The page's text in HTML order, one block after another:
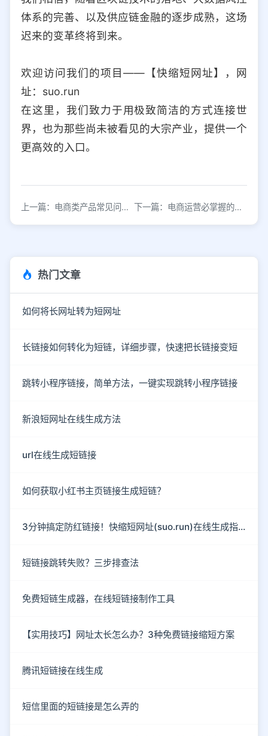
体系的完善、以及供应链金融的逐步成熟，这场
迟来的变革终将到来。
欢迎访问我们的项目——【快缩短网址】，网
址：suo.run
在这里，我们致力于用极致简洁的方式连接世
界，也为那些尚未被看见的大宗产业，提供一个
更高效的入口。
上一篇：电商类产品常见问题解答与解决方案 下一篇：电商运营必掌握的促销体系搭建技巧
热门文章
如何将长网址转为短网址
长链接如何转化为短链，详细步骤，快速把长链接变短
跳转小程序链接，简单方法，一键实现跳转小程序链接
新浪短网址在线生成方法
url在线生成短链接
如何获取小红书主页链接生成短链？
3分钟搞定防红链接！快缩短网址(suo.run)在线生成指南
短链接跳转失败？三步排查法
免费短链生成器，在线短链接制作工具
【实用技巧】网址太长怎么办？3种免费链接缩短方案
腾讯短链接在线生成
短信里面的短链接是怎么弄的